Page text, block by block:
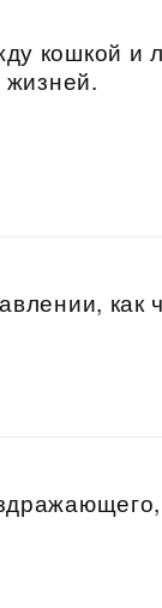
кошкой и
жизней.
как